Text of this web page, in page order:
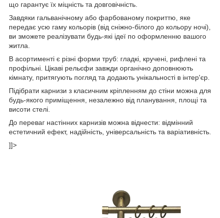
що гарантує їх міцність та довговічність.
Завдяки гальванічному або фарбованому покриттю, яке
передає усю гаму кольорів (від сніжно-білого до кольору ночі),
ви зможете реалізувати будь-які ідеї по оформленню вашого
житла.
В асортименті є різні форми труб: гладкі, кручені, рифлені та
профільні. Цікаві рельєфи завжди органічно доповнюють
кімнату, притягують погляд та додають унікальності в інтер'єр.
Підібрати карнизи з класичним кріпленням до стіни можна для
будь-якого приміщення, незалежно від планування, площі та
висоти стелі.
До переваг настінних карнизів можна віднести: відмінний
естетичний ефект, надійність, універсальність та варіативність.
]]>